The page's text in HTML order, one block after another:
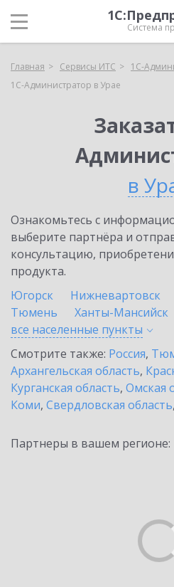
Система
Главная Сервисы ИТС
1С-
1С-Администратор в Урае
в
Ознакомьтесь с
выберите партнёра и
консультацию,
продукта.
Югорск
Нижневартовск
Тюмень
Ханты-Мансийск
все населенные пункты
Смотрите также: Россия,
Архангельская область,
Курганская область, Омская
Коми, Свердловская область,
Партнеры в вашем регионе: